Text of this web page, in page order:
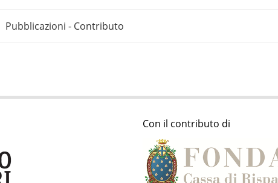
Pubblicazioni - Contributo
Con il contributo di